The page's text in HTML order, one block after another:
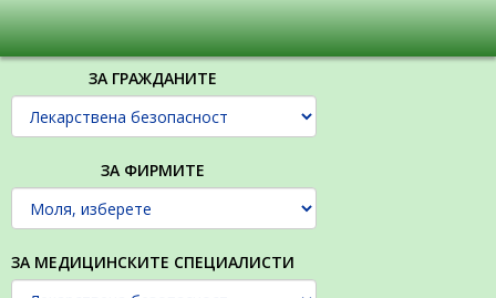
ЗА ГРАЖДАНИТЕ
ЗА ФИРМИТЕ
ЗА МЕДИЦИНСКИТЕ СПЕЦИАЛИСТИ